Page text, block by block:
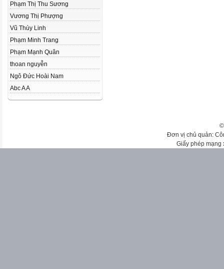
Phạm Thị Thu Sương
Vương Thị Phượng
Vũ Thùy Linh
Phạm Minh Trang
Phạm Mạnh Quân
thoan nguyễn
Ngô Đức Hoài Nam
Abc A A
Đơn vị chủ quản:
Giấy phép mạng